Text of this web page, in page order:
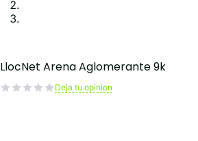
LlocNet Arena Aglomerante 9k
Deja tu opinion